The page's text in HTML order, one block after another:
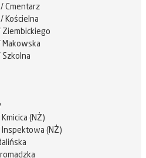
/ Cmentarz
Kościelna
Ziembickiego
Makowska
Szkolna
(NŻ)
(NŻ)